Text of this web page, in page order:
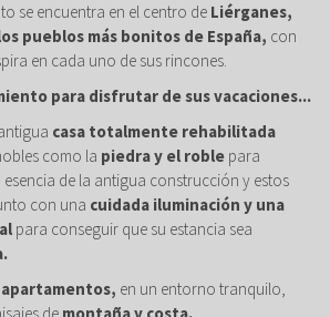
se encuentra en el centro de Liérganes,
pueblos más bonitos de España, con
en cada uno de sus rincones.
para disfrutar de sus vacaciones...
casa totalmente rehabilitada
como la piedra y el roble para
de la antigua construcción y estos
con una cuidada iluminación y una
para conseguir que su estancia sea
apartamentos, en un entorno tranquilo,